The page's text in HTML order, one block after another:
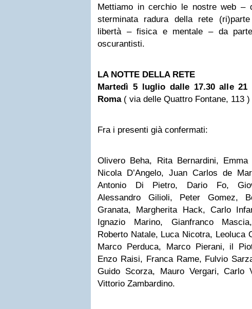
Mettiamo in cerchio le nostre web –
sterminata radura della rete
libertà – fisica e mentale – da
oscurantisti.
LA NOTTE DELLA RETE
Martedì 5 luglio dalle 17.30 alle 21
Roma( via delle Quattro Fontane, 113 )
Fra i presenti già confermati:
Olivero Beha, Rita Bernardini,
Nicola D’Angelo, Juan Carlos de
Antonio Di Pietro, Dario Fo,
Alessandro Gilioli, Peter Gomez,
Granata, Margherita Hack, Carlo
Ignazio Marino, Gianfranco
Roberto Natale, Luca Nicotra, Leoluca
Marco Perduca, Marco Pierani, il
Enzo Raisi, Franca Rame, Fulvio
Guido Scorza, Mauro Vergari, Carlo
Vittorio Zambardino.